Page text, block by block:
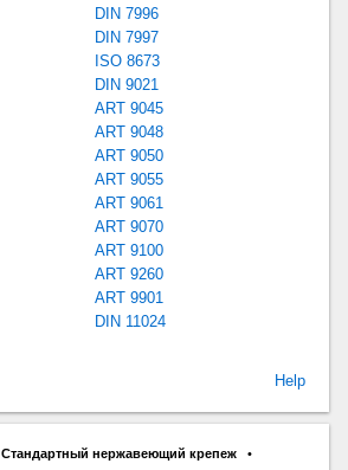
DIN 7996
DIN 7997
ISO 8673
DIN 9021
ART 9045
ART 9048
ART 9050
ART 9055
ART 9061
ART 9070
ART 9100
ART 9260
ART 9901
DIN 11024
Help
Стандартный нержавеющий крепеж •